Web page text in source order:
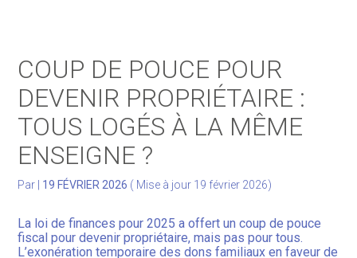
Gérer votre patrimoine
Facturation Électronique
COUP DE POUCE POUR
DEVENIR PROPRIÉTAIRE :
TOUS LOGÉS À LA MÊME
ENSEIGNE ?
Par 19 FÉVRIER 2026 ( Mise à jour 19 février 2026)
La loi de finances pour 2025 a offert un coup de pouce
fiscal pour devenir propriétaire, mais pas pour tous.
L’exonération temporaire des dons familiaux en faveur de